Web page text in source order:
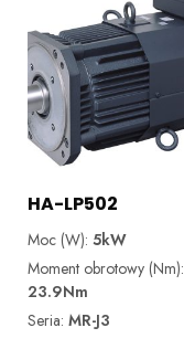
HA-LP502
Moc (W): 5kW
Moment obrotowy (Nm):
23.9Nm
Seria: MR-J3